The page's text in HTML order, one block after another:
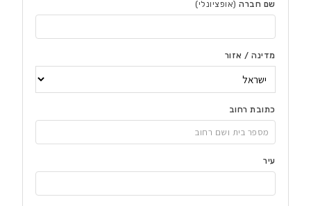
שם חברה (אופציונלי)
מדינה / אזור
כתובת רחוב
עיר